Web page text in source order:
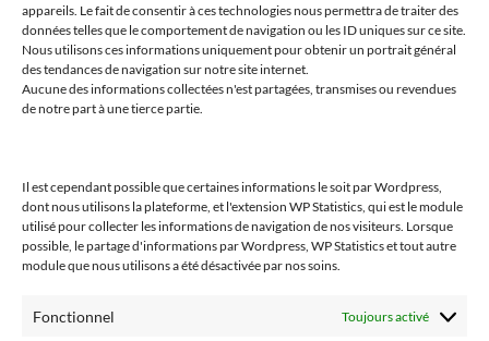
appareils. Le fait de consentir à ces technologies nous permettra de traiter des
données telles que le comportement de navigation ou les ID uniques sur ce site.
Nous utilisons ces informations uniquement pour obtenir un portrait général
des tendances de navigation sur notre site internet.
Aucune des informations collectées n'est partagées, transmises ou revendues
de notre part à une tierce partie.
Il est cependant possible que certaines informations le soit par Wordpress,
dont nous utilisons la plateforme, et l'extension WP Statistics, qui est le module
utilisé pour collecter les informations de navigation de nos visiteurs. Lorsque
possible, le partage d'informations par Wordpress, WP Statistics et tout autre
module que nous utilisons a été désactivée par nos soins.
Fonctionnel Toujours activé
Tous les propos sont ceux de l’auteur et n’engagent que lui et lui
seul. L’auteur ne saurait être tenu responsable de tout problème
découlant de l’usage fait de ses propos et analyses.
Suivez-moi (Linktree)